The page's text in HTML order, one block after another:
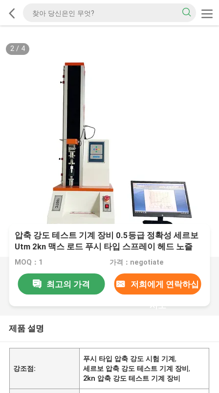
2/ 4
압축 강도 테스트 기계 장비 0.5등급 정확성 세르보
Utm 2kn 맥스 로드 푸시 타입 스프레이 헤드 노즐
MOQ：1 가격：negotiate
최고의 가격 저희에게 연락하십
시오
제품 설명
강조점:
푸시 타입 압축 강도 시험 기계,
세르보 압축 강도 테스트 기계 장비,
2kn 압축 강도 테스트 기계 장비